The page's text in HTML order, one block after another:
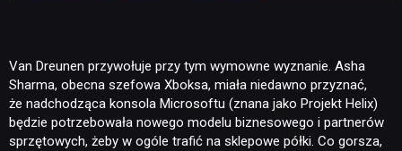
Van Dreunen przywołuje przy tym wymowne wyznanie. Asha
Sharma, obecna szefowa Xboksa, miała niedawno przyznać,
że nadchodząca konsola Microsoftu (znana jako Projekt Helix)
będzie potrzebowała nowego modelu biznesowego i partnerów
sprzętowych, żeby w ogóle trafić na sklepowe półki. Co gorsza,